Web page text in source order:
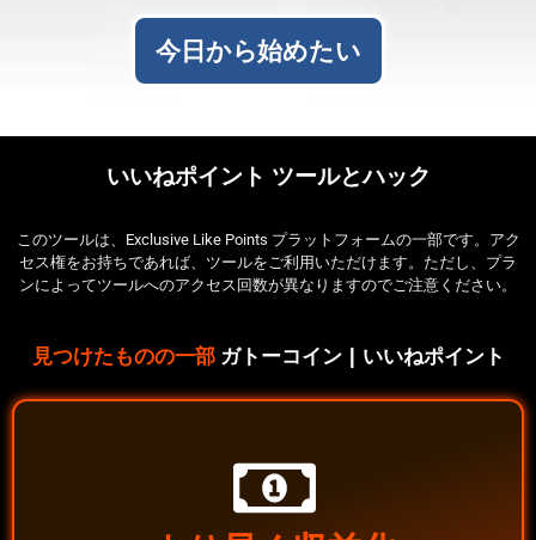
今日から始めたい
いいねポイント ツールとハック
このツールは、Exclusive Like Points プラットフォームの一部です。アク
セス権をお持ちであれば、ツールをご利用いただけます。ただし、プラ
ンによってツールへのアクセス回数が異なりますのでご注意ください。
見つけたものの一部 ガトーコイン | いいねポイント